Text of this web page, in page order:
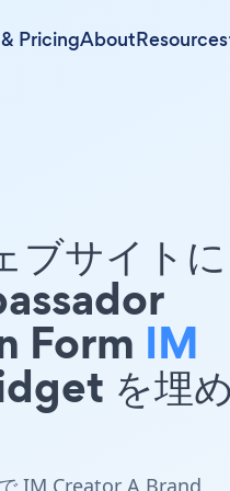
PricingAboutResources
ブサイト
Form IM
を埋
IM Creator A Brand